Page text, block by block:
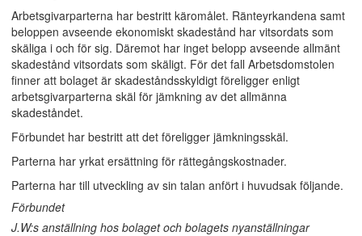
Arbetsgivarparterna har bestritt käromålet. Ränteyrkandena samt
beloppen avseende ekonomiskt skadestånd har vitsordats som
skäliga i och för sig. Däremot har inget belopp avseende allmänt
skadestånd vitsordats som skäligt. För det fall Arbetsdomstolen
finner att bolaget är skadeståndsskyldigt föreligger enligt
arbetsgivarparterna skäl för jämkning av det allmänna
skadeståndet.
Förbundet har bestritt att det föreligger jämkningsskäl.
Parterna har yrkat ersättning för rättegångskostnader.
Parterna har till utveckling av sin talan anfört i huvudsak följande.
Förbundet
J.W:s anställning hos bolaget och bolagets nyanställningar